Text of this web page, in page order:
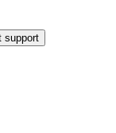
support